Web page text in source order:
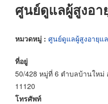
ศูนย์ดูแลผู้สูงอ
หมวดหมู่ : ศูนย์ดูแลผู้สูงอายุแ
ที่อยู่
50/428 หมู่ที่ 6 ตำบลบ้านใหม่
11120
โทรศัพท์